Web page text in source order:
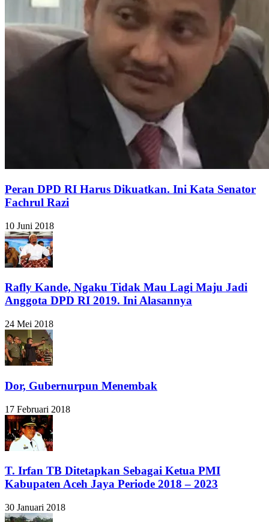
Peran DPD RI Harus Dikuatkan. Ini Kata Senator
Fachrul Razi
10 Juni 2018
Rafly Kande, Ngaku Tidak Mau Lagi Maju Jadi
Anggota DPD RI 2019. Ini Alasannya
24 Mei 2018
Dor, Gubernurpun Menembak
17 Februari 2018
T. Irfan TB Ditetapkan Sebagai Ketua PMI
Kabupaten Aceh Jaya Periode 2018 – 2023
30 Januari 2018